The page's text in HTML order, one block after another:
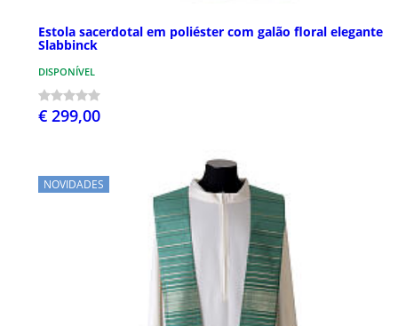
Estola sacerdotal em poliéster com galão floral elegante
Slabbinck
DISPONÍVEL
€ 299,00
NOVIDADES